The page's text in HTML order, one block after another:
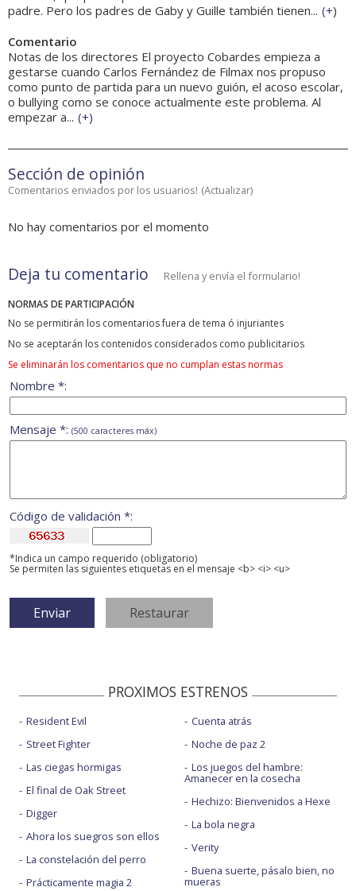
padre. Pero los padres de Gaby y Guille también tienen... (+)
Comentario
Notas de los directores El proyecto Cobardes empieza a
gestarse cuando Carlos Fernández de Filmax nos propuso
como punto de partida para un nuevo guión, el acoso escolar,
o bullying como se conoce actualmente este problema. Al
empezar a... (+)
Sección de opinión
Comentarios enviados por los usuarios! (Actualizar)
No hay comentarios por el momento
Deja tu comentario Rellena y envía el formulario!
NORMAS DE PARTICIPACIÓN
No se permitirán los comentarios fuera de tema ó injuriantes
No se aceptarán los contenidos considerados como publicitarios
Se eliminarán los comentarios que no cumplan estas normas
Nombre *:
Mensaje *: (500 caracteres máx)
Código de validación *:
*Indica un campo requerido (obligatorio)
Se permiten las siguientes etiquetas en el mensaje <b> <i> <u>
PROXIMOS ESTRENOS
Resident Evil
Street Fighter
Las ciegas hormigas
El final de Oak Street
Digger
Ahora los suegros son ellos
La constelación del perro
Prácticamente magia 2
Cuenta atrás
Noche de paz 2
Los juegos del hambre:
Amanecer en la cosecha
Hechizo: Bienvenidos a Hexe
La bola negra
Verity
Buena suerte, pásalo bien, no
mueras